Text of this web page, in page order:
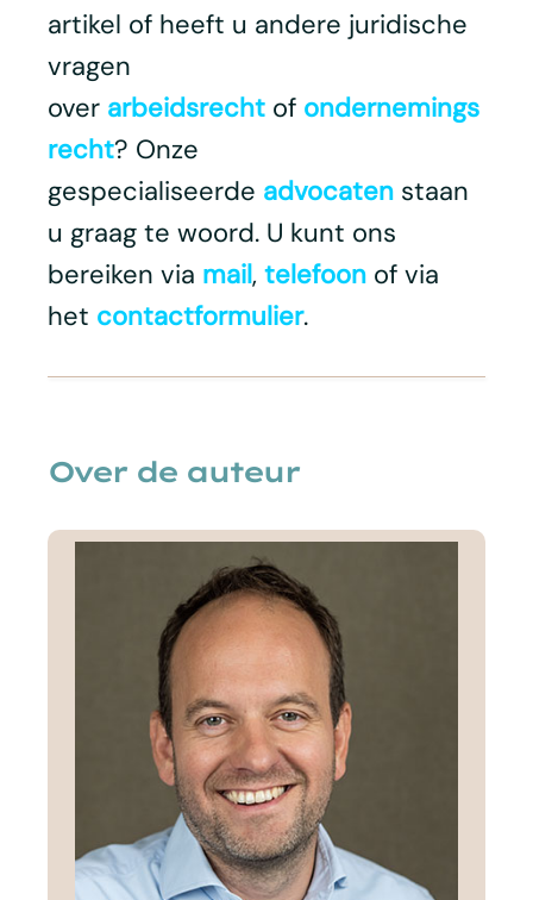
artikel of heeft u andere juridische
vragen
over arbeidsrecht of ondernemings
recht? Onze
gespecialiseerde advocaten staan
u graag te woord. U kunt ons
bereiken via mail, telefoon of via
het contactformulier.
Over de auteur